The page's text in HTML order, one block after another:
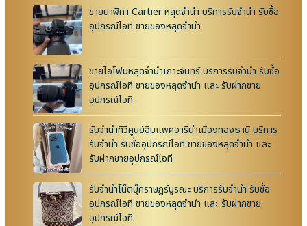
ขายนาฬิกา Cartier หลุดจำนำ บริการรับจำนำ รับซื้อ
อุปกรณ์ไอที ขายของหลุดจำนำ
ขายไอโฟนหลุดจำนำเกาะจันทร์ บริการรับจำนำ รับซื้อ
อุปกรณ์ไอที ขายของหลุดจำนำ และ รับฝากขาย
อุปกรณ์ไอที
รับจำนำทีวีศูนย์อิมแพคอารีน่าเมืองทองธานี บริการ
รับจำนำ รับซื้ออุปกรณ์ไอที ขายของหลุดจำนำ และ
รับฝากขายอุปกรณ์ไอที
รับจำนำโน๊ตบุ๊คราษฎร์บูรณะ บริการรับจำนำ รับซื้อ
อุปกรณ์ไอที ขายของหลุดจำนำ และ รับฝากขาย
อุปกรณ์ไอที